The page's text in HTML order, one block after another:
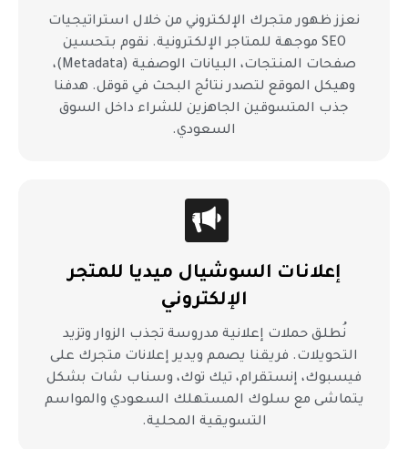
نعزز ظهور متجرك الإلكتروني من خلال استراتيجيات
SEO موجهة للمتاجر الإلكترونية. نقوم بتحسين
صفحات المنتجات، البيانات الوصفية (Metadata)،
وهيكل الموقع لتصدر نتائج البحث في قوقل. هدفنا
جذب المتسوقين الجاهزين للشراء داخل السوق
السعودي.
إعلانات السوشيال ميديا للمتجر
الإلكتروني
نُطلق حملات إعلانية مدروسة تجذب الزوار وتزيد
التحويلات. فريقنا يصمم ويدير إعلانات متجرك على
فيسبوك، إنستقرام، تيك توك، وسناب شات بشكل
يتماشى مع سلوك المستهلك السعودي والمواسم
التسويقية المحلية.